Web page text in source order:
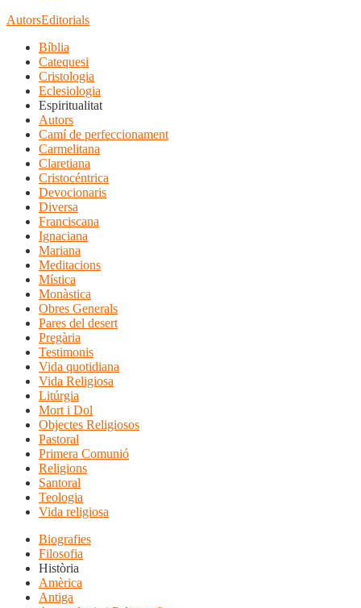
AutorsEditorials
Bíblia
Catequesi
Cristologia
Eclesiologia
Espiritualitat
Autors
Camí de perfeccionament
Carmelitana
Claretiana
Cristocéntrica
Devocionaris
Diversa
Franciscana
Ignaciana
Mariana
Meditacions
Mística
Monàstica
Obres Generals
Pares del desert
Pregària
Testimonis
Vida quotidiana
Vida Religiosa
Litúrgia
Mort i Dol
Objectes Religiosos
Pastoral
Primera Comunió
Religions
Santoral
Teologia
Vida religiosa
Biografies
Filosofia
Història
Amèrica
Antiga